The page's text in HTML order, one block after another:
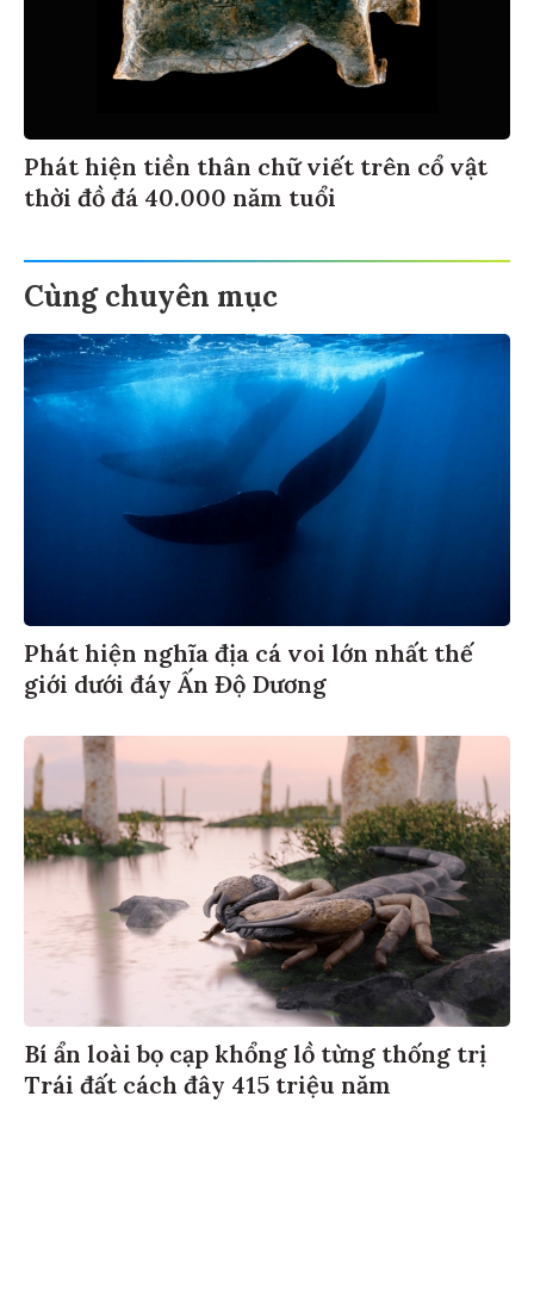
Phát hiện tiền thân chữ viết trên cổ vật
thời đồ đá 40.000 năm tuổi
Cùng chuyên mục
Phát hiện nghĩa địa cá voi lớn nhất thế
giới dưới đáy Ấn Độ Dương
Bí ẩn loài bọ cạp khổng lồ từng thống trị
Trái đất cách đây 415 triệu năm